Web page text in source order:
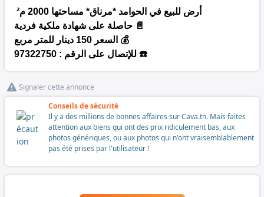
أرض للبيع في الحوامد *مرناق* مساحتها 2000 م
²
حاصلة على شهادة ملكية فردية 📄
السعر 150 دينار للمتر مربع 💰
للإتصال على الرقم : 97322750 ☎️
Signaler cette annonce
Conseils de sécurité
Il y a des millions de bonnes affaires sur Cava.tn. Mais faites
attention aux biens qui ont des prix ridiculement bas, aux
photos génériques, ou aux photos qui n'ont vraisemblablement
pas été prises par l'utilisateur !